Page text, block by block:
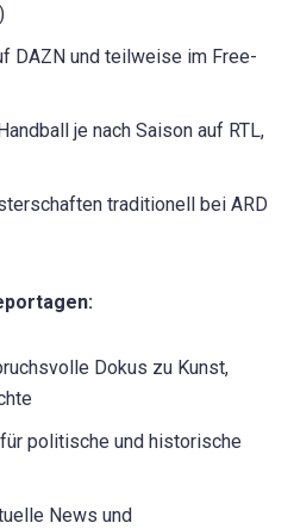
DAZN und teilweise im Free-
je nach Saison auf RTL,
traditionell bei ARD
Dokus zu Kunst,
politische und historische
News und